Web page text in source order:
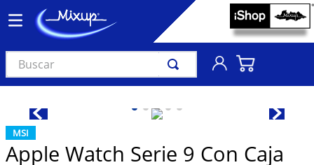
Buscar
MSI
Apple Watch Serie 9 Con Caja
3
audífonos